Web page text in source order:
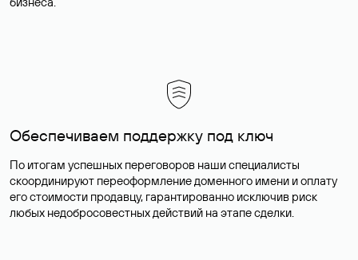
Обеспечиваем поддержку под ключ
По итогам успешных переговоров наши специалисты
скоординируют переоформление доменного имени и оплату
его стоимости продавцу, гарантированно исключив риск
любых недобросовестных действий на этапе сделки.